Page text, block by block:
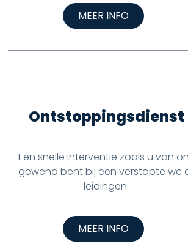
MEER INFO
Ontstoppingsdienst
Een snelle interventie zoals u van
gewend bent bij een verstopte wc
leidingen.
MEER INFO